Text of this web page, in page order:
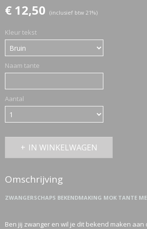
€ 12,50 (inclusief btw 21%)
Kleur tekst
Naam tante
Aantal
IN WINKELWAGEN
Omschrijving
ZWANGERSCHAPS BEKENDMAKING MOK TANTE
Ben jij zwanger en wil je dit bekend maken